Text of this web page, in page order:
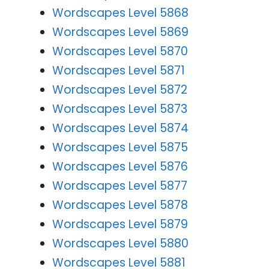
Wordscapes Level 5868
Wordscapes Level 5869
Wordscapes Level 5870
Wordscapes Level 5871
Wordscapes Level 5872
Wordscapes Level 5873
Wordscapes Level 5874
Wordscapes Level 5875
Wordscapes Level 5876
Wordscapes Level 5877
Wordscapes Level 5878
Wordscapes Level 5879
Wordscapes Level 5880
Wordscapes Level 5881